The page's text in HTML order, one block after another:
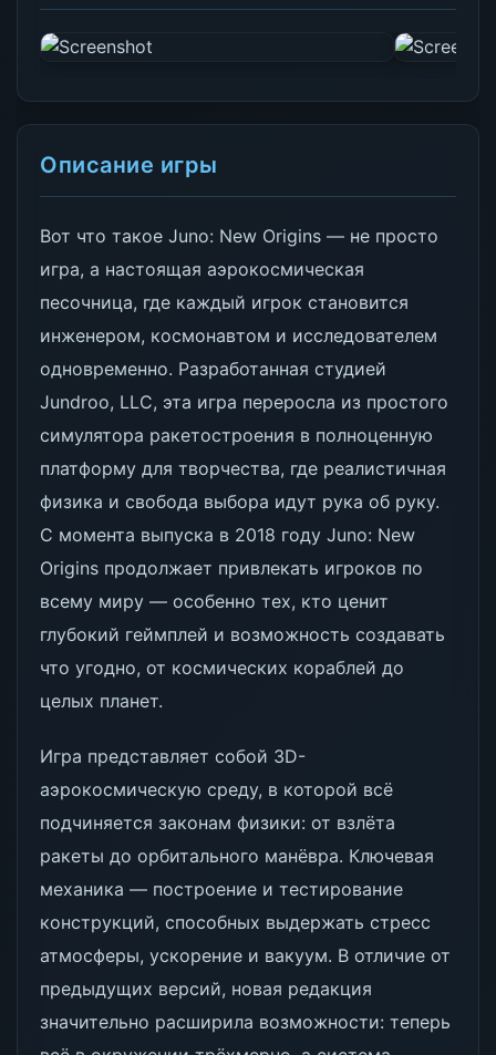
Описание игры
Вот что такое Juno: New Origins — не просто
игра, а настоящая аэрокосмическая
песочница, где каждый игрок становится
инженером, космонавтом и исследователем
одновременно. Разработанная студией
Jundroo, LLC, эта игра переросла из простого
симулятора ракетостроения в полноценную
платформу для творчества, где реалистичная
физика и свобода выбора идут рука об руку.
С момента выпуска в 2018 году Juno: New
Origins продолжает привлекать игроков по
всему миру — особенно тех, кто ценит
глубокий геймплей и возможность создавать
что угодно, от космических кораблей до
целых планет.
Игра представляет собой 3D-
аэрокосмическую среду, в которой всё
подчиняется законам физики: от взлёта
ракеты до орбитального манёвра. Ключевая
механика — построение и тестирование
конструкций, способных выдержать стресс
атмосферы, ускорение и вакуум. В отличие от
предыдущих версий, новая редакция
значительно расширила возможности: теперь